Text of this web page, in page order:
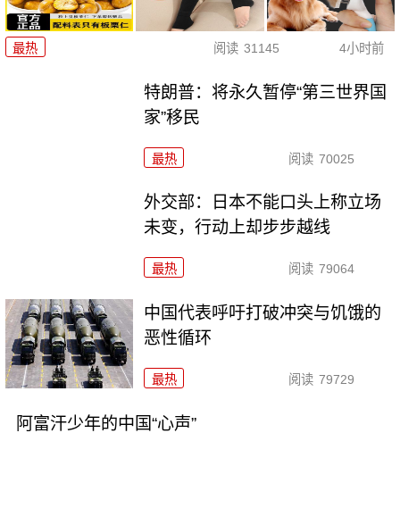
最热 阅读 31145 4小时前
特朗普：将永久暂停“第三世界国
家”移民
最热 阅读 70025
外交部：日本不能口头上称立场
未变，行动上却步步越线
最热 阅读 79064
中国代表呼吁打破冲突与饥饿的
恶性循环
最热 阅读 79729
阿富汗少年的中国“心声”